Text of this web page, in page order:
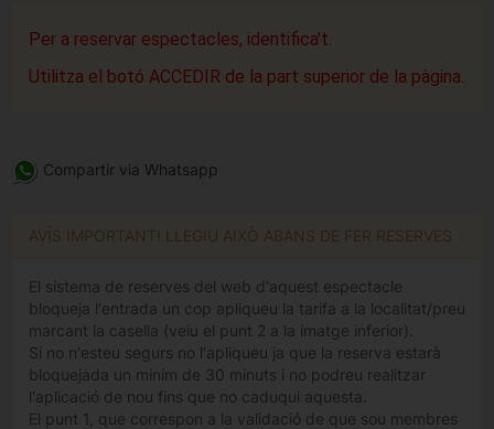
Per a reservar espectacles, identifica't.
Utilitza el botó ACCEDIR de la part superior de la pàgina.
Compartir via Whatsapp
AVÍS IMPORTANT! LLEGIU AIXÒ ABANS DE FER RESERVES
El sistema de reserves del web d'aquest espectacle
bloqueja l'entrada un cop apliqueu la tarifa a la localitat/preu
marcant la casella (veiu el punt 2 a la imatge inferior).
Si no n'esteu segurs no l'apliqueu ja que la reserva estarà
bloquejada un minim de 30 minuts i no podreu realitzar
l'aplicació de nou fins que no caduqui aquesta.
El punt 1, que correspon a la validació de que sou membres